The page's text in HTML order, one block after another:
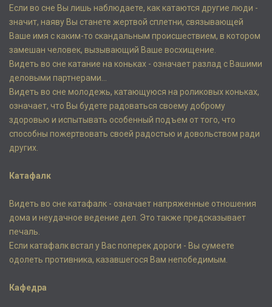
Если во сне Вы лишь наблюдаете, как катаются другие люди -
значит, наяву Вы станете жертвой сплетни, связывающей
Ваше имя с каким-то скандальным происшествием, в котором
замешан человек, вызывающий Ваше восхищение.
Видеть во сне катание на коньках - означает разлад с Вашими
деловыми партнерами...
Видеть во сне молодежь, катающуюся на роликовых коньках,
означает, что Вы будете радоваться своему доброму
здоровью и испытывать особенный подъем от того, что
способны пожертвовать своей радостью и довольством ради
других.
Катафалк
Видеть во сне катафалк - означает напряженные отношения
дома и неудачное ведение дел. Это также предсказывает
печаль.
Если катафалк встал у Вас поперек дороги - Вы сумеете
одолеть противника, казавшегося Вам непобедимым.
Кафедра